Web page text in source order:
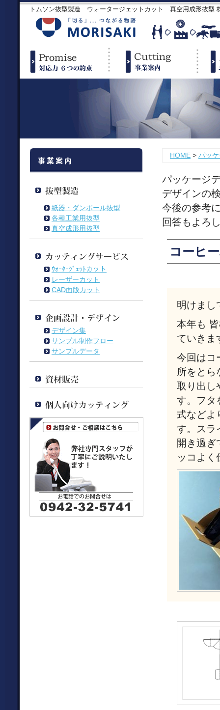
トムソン抜型製造 ウォータージェットカット 真空用成形抜
紙器・ダンボール抜型
各種工業用抜型
真空成形用抜型
ｳｫｰﾀｰｼﾞｪｯﾄカット
レーザーカット
CAD面版カット
デザイン集
サンプル制作フロー
サンプルデータ
HOME > パッ
パッケージ
デザインの
今後の参考
回答もよろ
コーヒ
明けまし
本年も
ていきま
今回はコ
所をとら
取り出し
す。フタ
式などよ
す。スラ
開き過ぎ
ッコよく